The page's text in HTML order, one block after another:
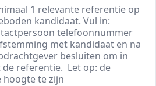
1 relevante referentie op
kandidaat. Vul in:
telefoonnummer
met kandidaat en na
besluiten om in
referentie. Let op: de
te zijn